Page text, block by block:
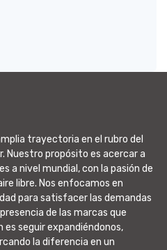
trayectoria en el rubro del
Nuestro propósito es acercar a
a nivel mundial, con la pasión de
libre. Nos enfocamos en
para satisfacer las demandas
de las marcas que
seguir expandiéndonos,
la diferencia en un